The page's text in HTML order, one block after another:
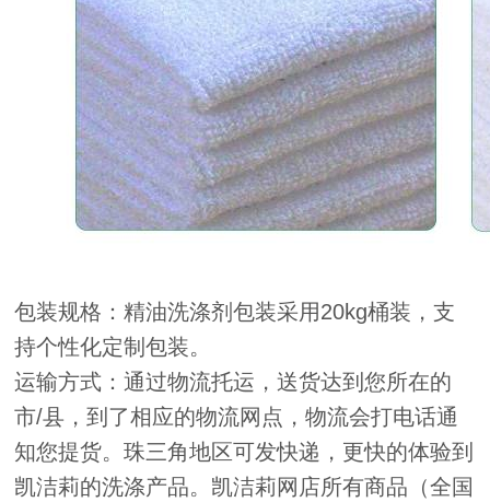
包装规格：精油洗涤剂包装采用20kg桶装，支
持个性化定制包装。
运输方式：通过物流托运，送货达到您所在的
市/县，到了相应的物流网点，物流会打电话通
知您提货。珠三角地区可发快递，更快的体验到
凯洁莉的洗涤产品。凯洁莉网店所有商品（全国